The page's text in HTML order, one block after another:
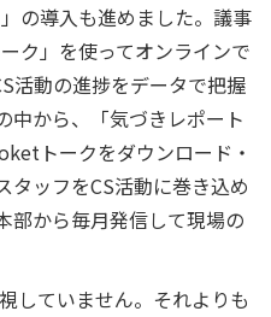
の導入も進めました。議事
ク」を使ってオンラインで
活動の進捗をデータで把握
中から、「気づきレポート
トークをダウンロード・
タッフをCS活動に巻き込め
部から毎月発信して現場の
していません。それよりも